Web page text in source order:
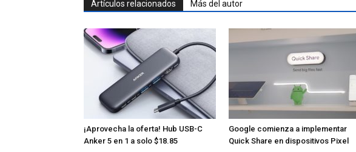
Artículos relacionados Más del autor
¡Aprovecha la oferta! Hub USB-C
Anker 5 en 1 a solo $18.85
Google comienza a implementar
Quick Share en dispositivos Pixel